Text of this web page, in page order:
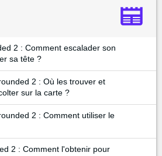
2 : Comment escalader son
sa tête ?
2 : Où les trouver et
sur la carte ?
2 : Comment utiliser le
2 : Comment l'obtenir pour